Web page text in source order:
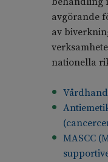
avgörande
av
nationella
MASCC